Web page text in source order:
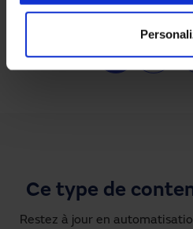
Page
1
Page
2
…
Ce type de
Restez à jour en